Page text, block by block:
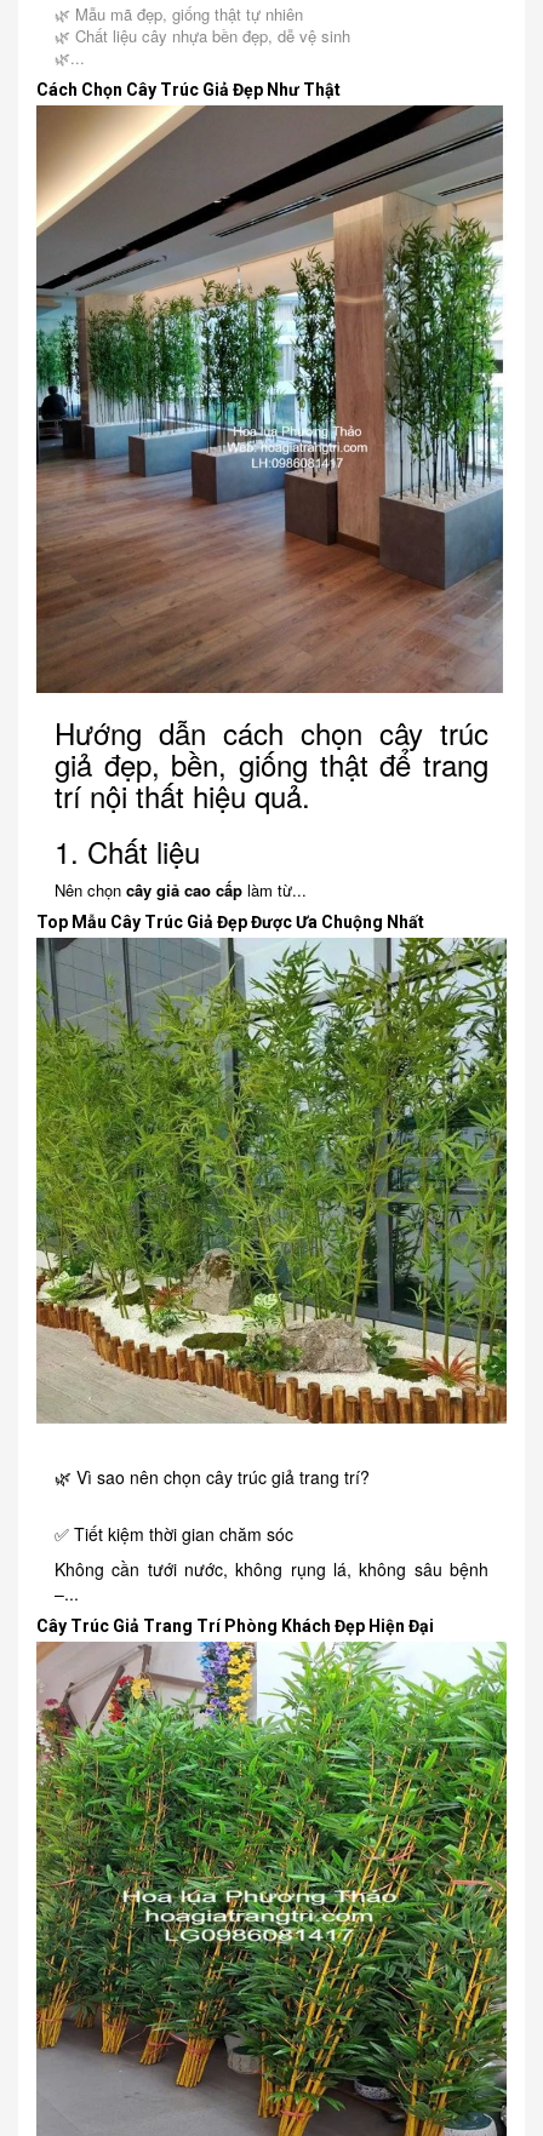
🌿 Mẫu mã đẹp, giống thật tự nhiên
🌿 Chất liệu cây nhựa bền đẹp, dễ vệ sinh
🌿...
Cách Chọn Cây Trúc Giả Đẹp Như Thật
Hướng dẫn cách chọn cây trúc
giả đẹp, bền, giống thật để trang
trí nội thất hiệu quả.
1. Chất liệu
Nên chọn cây giả cao cấp làm từ...
Top Mẫu Cây Trúc Giả Đẹp Được Ưa Chuộng Nhất
🌿 Vì sao nên chọn cây trúc giả trang trí?
✅ Tiết kiệm thời gian chăm sóc
Không cần tưới nước, không rụng lá, không sâu bệnh
–...
Cây Trúc Giả Trang Trí Phòng Khách Đẹp Hiện Đại